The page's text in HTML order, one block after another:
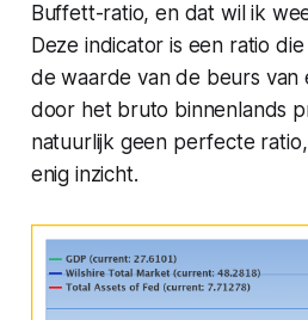
Buffett-ratio, en dat wil ik
Deze indicator is een ratio
de waarde van de beurs van
door het bruto binnenlands
natuurlijk geen perfecte
enig inzicht.